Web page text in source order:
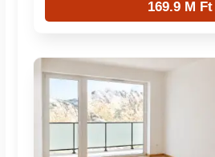
169.9 M Ft